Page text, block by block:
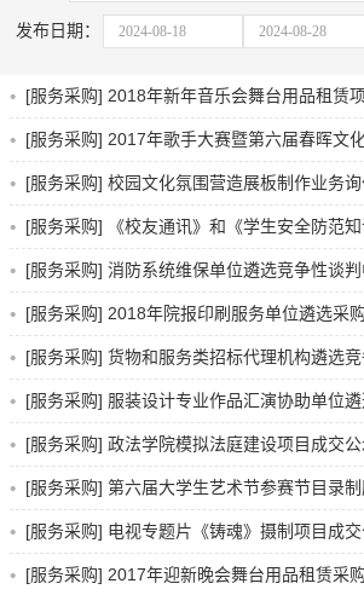
发布日期：
[服务采购] 2018年新年音乐会舞台用品租赁
[服务采购] 2017年歌手大赛暨第六届春晖文
[服务采购] 校园文化氛围营造展板制作业务
[服务采购] 《校友通讯》和《学生安全防范
[服务采购] 消防系统维保单位遴选竞争性谈
[服务采购] 2018年院报印刷服务单位遴选采
[服务采购] 货物和服务类招标代理机构遴选
[服务采购] 服装设计专业作品汇演协助单位
[服务采购] 政法学院模拟法庭建设项目成交
[服务采购] 第六届大学生艺术节参赛节目录
[服务采购] 电视专题片《铸魂》摄制项目成
[服务采购] 2017年迎新晚会舞台用品租赁采